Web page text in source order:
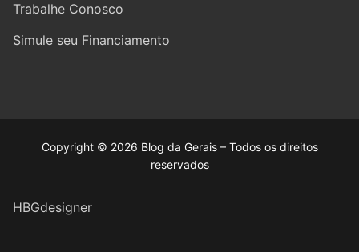
Trabalhe Conosco
Simule seu Financiamento
Copyright © 2026 Blog da Gerais – Todos os direitos
reservados
HBGdesigner